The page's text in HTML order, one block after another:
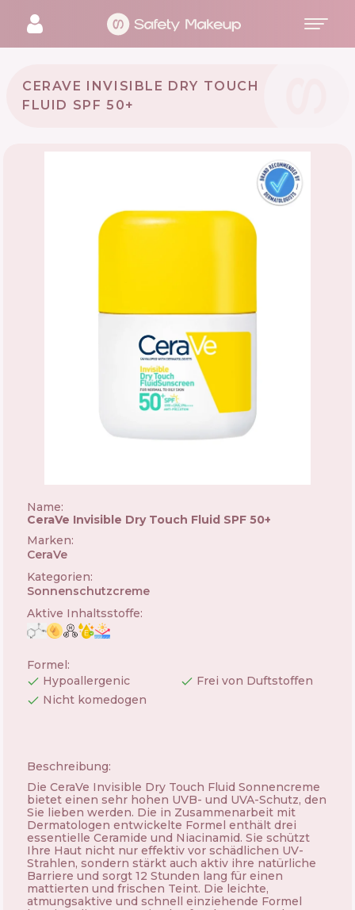
CERAVE INVISIBLE DRY TOUCH
FLUID SPF 50+
Name:
CeraVe Invisible Dry Touch Fluid SPF 50+
Marken:
CeraVe
Kategorien:
Sonnenschutzcreme
Aktive Inhaltsstoffe:
Formel:
Hypoallergenic
Frei von Duftstoffen
Nicht komedogen
Beschreibung:
Die CeraVe Invisible Dry Touch Fluid Sonnencreme
bietet einen sehr hohen UVB- und UVA-Schutz, den
Sie lieben werden. Die in Zusammenarbeit mit
Dermatologen entwickelte Formel enthält drei
essentielle Ceramide und Niacinamid. Sie schützt
Ihre Haut nicht nur effektiv vor schädlichen UV-
Strahlen, sondern stärkt auch aktiv ihre natürliche
Barriere und sorgt 12 Stunden lang für einen
mattierten und frischen Teint. Die leichte,
atmungsaktive und schnell einziehende Formel